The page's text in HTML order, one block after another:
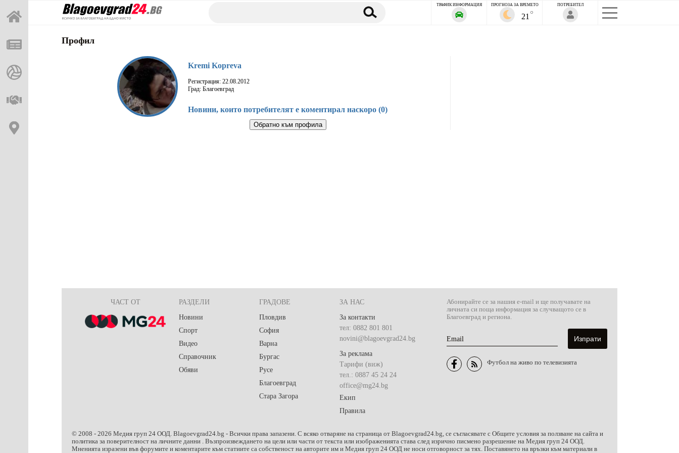
ПОТРЕБИТЕЛ
ПРОГНОЗА ЗА ВРЕМЕТО
21
ТРАФИК ИНФОРМАЦИЯ
Профил
Kremi Kopreva
Регистрация: 22.08.2012
Град: Благоевград
Новини, които потребителят е коментирал наскоро (0)
Обратно към профила
ЧАСТ ОТ
РАЗДЕЛИ
Новини
Спорт
Видео
Справочник
Обяви
ГРАДОВЕ
Пловдив
София
Варна
Бургас
Русе
Благоевград
Стара Загора
ЗА НАС
За контакти
тел: 0882 801 801
novini@blagoevgrad24.bg
За реклама
Тарифи (виж)
тел.: 0887 45 24 24
office@mg24.bg
Екип
Правила
Абонирайте се за нашия e-mail и ще получавате на
личната си поща информация за случващото се в
Благоевград и региона.
Email
Футбол на живо по телевизията
© 2008 - 2026 Медия груп 24 ООД. Blagoevgrad24.bg - Всички права запазени. С всяко отваряне на страница от Blagoevgrad24.bg, се съгласявате с Общите условия за ползване на сайта и
политика за поверителност на личните данни . Възпроизвеждането на цели или части от текста или изображенията става след изрично писмено разрешение на Медия груп 24 ООД.
Мненията изразени във форумите и коментарите към статиите са собственост на авторите им и Медия груп 24 ООД не носи отговорност за тях. Поставянето на връзки към материали в